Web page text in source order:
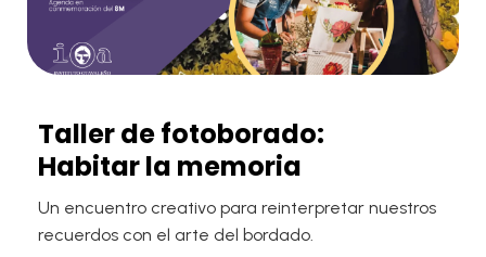
Taller de fotoborado:
Habitar la memoria
Un encuentro creativo para reinterpretar nuestros
recuerdos con el arte del bordado.